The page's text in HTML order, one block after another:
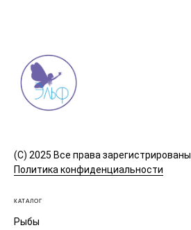
(C) 2025 Все права зарегистрированы
Политика конфиденциальности
КАТАЛОГ
Рыбы